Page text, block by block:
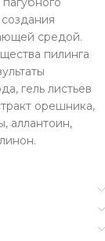
средой.
пилинга
гель листьев
орешника,
аллантоин,